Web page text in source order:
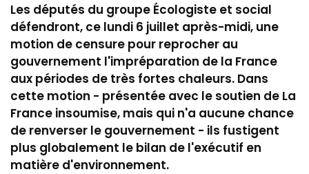
Les députés du groupe Écologiste et social
défendront, ce lundi 6 juillet après-midi, une
motion de censure pour reprocher au
gouvernement l'impréparation de la France
aux périodes de très fortes chaleurs. Dans
cette motion - présentée avec le soutien de La
France insoumise, mais qui n'a aucune chance
de renverser le gouvernement - ils fustigent
plus globalement le bilan de l'exécutif en
matière d'environnement.